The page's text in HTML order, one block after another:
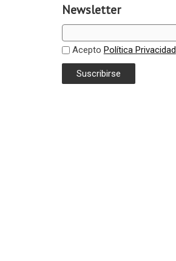
Newsletter
Acepto Política Privacidad